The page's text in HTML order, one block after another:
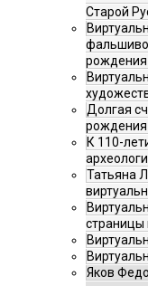
Старой
рождения
Долгая
К 110-
Татьяна
страницы
Яков